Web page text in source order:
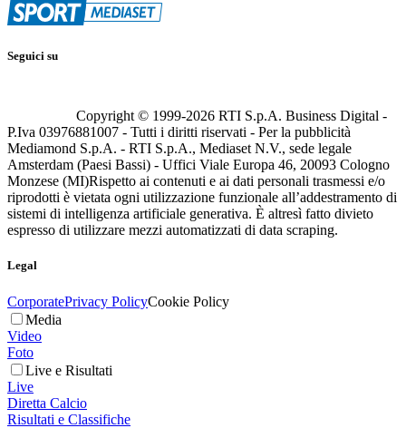
Seguici su
Copyright © 1999-2026 RTI S.p.A. Business Digital -
P.Iva 03976881007 - Tutti i diritti riservati - Per la pubblicità
Mediamond S.p.A. - RTI S.p.A., Mediaset N.V., sede legale
Amsterdam (Paesi Bassi) - Uffici Viale Europa 46, 20093 Cologno
Monzese (MI)Rispetto ai contenuti e ai dati personali trasmessi e/o
riprodotti è vietata ogni utilizzazione funzionale all’addestramento di
sistemi di intelligenza artificiale generativa. È altresì fatto divieto
espresso di utilizzare mezzi automatizzati di data scraping.
Legal
CorporatePrivacy PolicyCookie Policy
Media
Video
Foto
Live e Risultati
Live
Diretta Calcio
Risultati e Classifiche